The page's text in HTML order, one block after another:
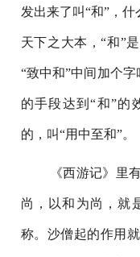
发出来了叫“和”，什
天下之大本，“和”
“致中和”中间加个字
的手段达到“和”的
的，叫“用中至和”。
《西游记》里
尚，以和为尚，就
称。沙僧起的作用